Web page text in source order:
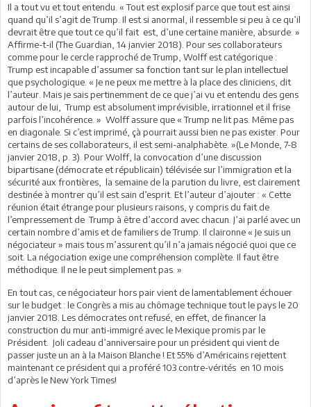
Il a tout vu et tout entendu. « Tout est explosif parce que tout est ainsi
quand qu’il s’agit de Trump. Il est si anormal, il ressemble si peu à ce qu’il
devrait être que tout ce qu’il fait est, d’une certaine manière, absurde. »
Affirme-t-il (The Guardian, 14 janvier 2018). Pour ses collaborateurs
comme pour le cercle rapproché de Trump, Wolff est catégorique :
Trump est incapable d’assumer sa fonction tant sur le plan intellectuel
que psychologique. « Je ne peux me mettre à la place des cliniciens, dit
l’auteur. Mais je sais pertinemment de ce que j’ai vu et entendu des gens
autour de lui, Trump est absolument imprévisible, irrationnel et il frise
parfois l’incohérence. » Wolff assure que « Trump ne lit pas. Même pas
en diagonale. Si c’est imprimé, çà pourrait aussi bien ne pas exister. Pour
certains de ses collaborateurs, il est semi-analphabète. »(Le Monde, 7-8
janvier 2018, p. 3). Pour Wolff, la convocation d’une discussion
bipartisane (démocrate et républicain) télévisée sur l’immigration et la
sécurité aux frontières, la semaine de la parution du livre, est clairement
destinée à montrer qu’il est sain d’esprit. Et l’auteur d’ajouter : « Cette
réunion était étrange pour plusieurs raisons, y compris du fait de
l’empressement de Trump à être d’accord avec chacun. J’ai parlé avec un
certain nombre d’amis et de familiers de Trump. Il claironne « Je suis un
négociateur » mais tous m’assurent qu’il n’a jamais négocié quoi que ce
soit. La négociation exige une compréhension complète. Il faut être
méthodique. Il ne le peut simplement pas. »
En tout cas, ce négociateur hors pair vient de lamentablement échouer
sur le budget : le Congrès a mis au chômage technique tout le pays le 20
janvier 2018. Les démocrates ont refusé, en effet, de financer la
construction du mur anti-immigré avec le Mexique promis par le
Président. Joli cadeau d’anniversaire pour un président qui vient de
passer juste un an à la Maison Blanche ! Et 55% d’Américains rejettent
maintenant ce président qui a proféré 103 contre-vérités en 10 mois
d’après le New York Times!